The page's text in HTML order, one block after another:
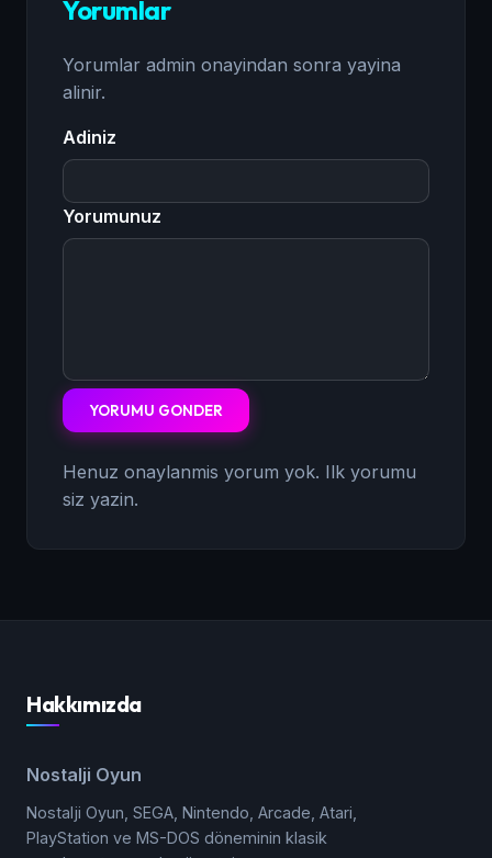
Yorumlar
Yorumlar admin onayindan sonra yayina
alinir.
Adiniz
Yorumunuz
YORUMU GONDER
Henuz onaylanmis yorum yok. Ilk yorumu
siz yazin.
Hakkımızda
Nostalji Oyun
Nostalji Oyun, SEGA, Nintendo, Arcade, Atari,
PlayStation ve MS-DOS döneminin klasik